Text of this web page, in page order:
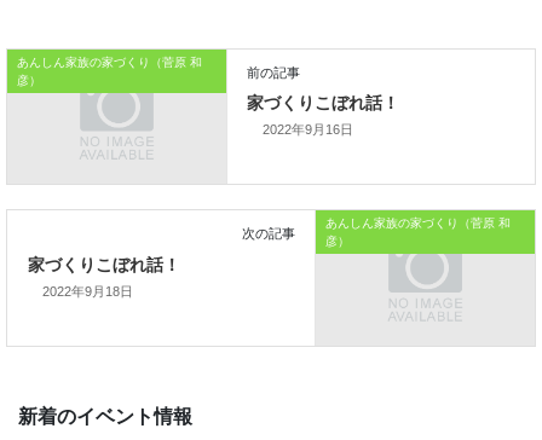
本日はこれまでです。
あたらしい家づくりの教科書からでした
「家づくりを通じて、
あんしん家族の家づくり（菅原 和
彦）
2022年9月16日
あんしん家族の家づくり（菅原 和
彦）
2022年9月18日